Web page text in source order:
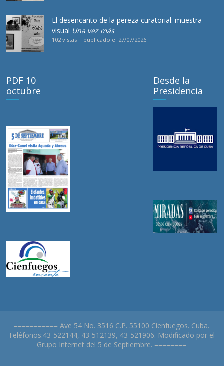
El desencanto de la pereza curatorial: muestra
visual Una vez más
102 vistas | publicado el 27/07/2026
PDF 10
octubre
Desde la
Presidencia
=========== Ave 54 No. 3516 C.P. 55100 Cienfuegos. Cuba.
Teléfonos:43-522144, 43-512139, 43-521906. Modificado por el
Grupo Internet del 5 de Septiembre. ========